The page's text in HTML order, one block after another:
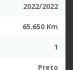
2022/2022
65.650 Km
1
Preto